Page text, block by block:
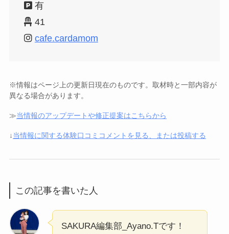
有
41
cafe.cardamom
※情報はページ上の更新日現在のものです。取材時と一部内容が
異なる場合があります。
≫当情報のアップデートや修正提案はこちらから
↓当情報に関する体験口コミコメントを見る、または投稿する
この記事を書いた人
SAKURA編集部_Ayano.Tです！